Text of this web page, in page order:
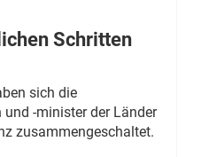
Schritten
sich die
-minister der Länder
zusammengeschaltet.